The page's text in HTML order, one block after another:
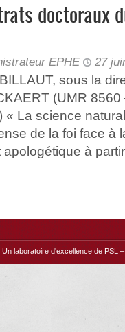
doctoraux
EPHE 27
sous la
(UMR
« La science
de la foi face à
à
. Un laboratoire d'excellence de